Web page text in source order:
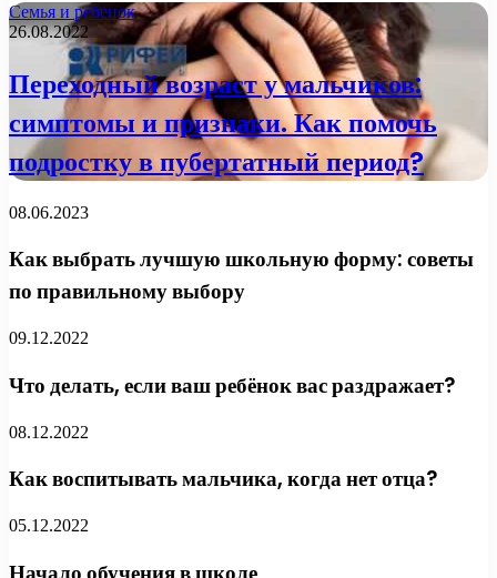
Семья и ребенок
26.08.2022
Переходный возраст у мальчиков:
симптомы и признаки. Как помочь
подростку в пубертатный период?
08.06.2023
Как выбрать лучшую школьную форму: советы
по правильному выбору
09.12.2022
Что делать, если ваш ребёнок вас раздражает?
08.12.2022
Как воспитывать мальчика, когда нет отца?
05.12.2022